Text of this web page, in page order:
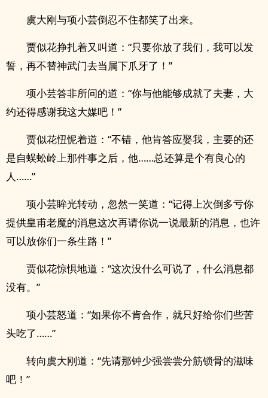
虞大刚与项小芸倒忍不住都笑了出来。
贾似花挣扎着又叫道：“只要你放了我们，我可以发
誓，再不替神武门去当属下爪牙了！”
项小芸答非所问的道：“你与他能够成就了夫妻，大
约还得感谢我这大媒吧！”
贾似花忸怩着道：“不错，他肯答应娶我，主要的还
是自蜈蚣岭上那件事之后，他……总还算是个有良心的
人……”
项小芸眸光转动，忽然一笑道：“记得上次倒多亏你
提供皇甫老魔的消息这次再请你说一说最新的消息，也许
可以放你们一条生路！”
贾似花惊惧地道：“这次没什么可说了，什么消息都
没有。”
项小芸怒道：“如果你不肯合作，就只好给你们些苦
头吃了……”
转向虞大刚道：“先请那钟少强尝尝分筋锁骨的滋味
吧！”